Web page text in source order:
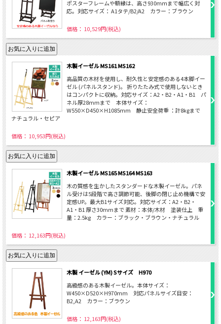
ポスターフレームや額縁は、高さ930ｍｍまで幅広く対
応。対応サイズ： A1タテ/B2/A2 カラー：ブラウン
価格： 10,529円(税込)
木製イーゼル MS161 MS162
高品質の木材を使用し、耐久性と安定感のある4本脚イー
ゼル (パネルスタンド)。 折りたたみ式で使用しないとき
はコンパクトに収納。対応サイズ：A2・B2・A1・B1 パ
ネル厚28mmまで 本体サイズ：
W550×D450×H1085mm 静止安全荷重 ：計8kgまで
ナチュラル・セピア
価格： 10,953円(税込)
木製イーゼル MS165 MS164 MS163
木の質感を生かしたスタンダードな木製イーゼル。パネ
ル受けは5段階で高さ調節可能、後脚の閉じ止め機構で安
定感UP。最大B1サイズ対応。対応サイズ：A2・B2・
A1・B1 厚さ30mmまで 素材：本体/木材 塗装仕上 重
量：2.5kg カラー：ブラック・ブラウン・ナチュラル
価格： 12,163円(税込)
木製 イーゼル (YM) Sサイズ H970
高級感のある木製イーゼル。本体サイズ：
W450×D520×H970mm 対応パネルサイズ目安：
B2,A2 カラー：ブラウン
価格： 12,163円(税込)